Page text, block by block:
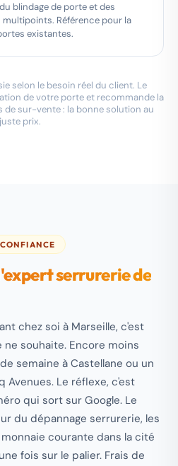
blindage de porte et des
Référence pour la
existantes.
selon le besoin réel du client. Le
de votre porte et recommande la
de sur-vente : la bonne solution au
juste prix.
serrurerie de
chez soi à Marseille, c'est
souhaite. Encore moins
semaine à Castellane ou un
Avenues. Le réflexe, c'est
qui sort sur Google. Le
du dépannage serrurerie, les
courante dans la cité
fois sur le palier. Frais de